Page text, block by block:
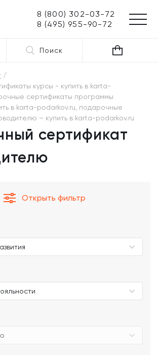
8 (800) 302-03-72
8 (495) 955-90-72
Поиск
курсы - купить в karta-
сертификаты программы
в karta-podarkov.ru, подарочные
– купить в karta-podarkov.ru
сертификат
Открыть фильтр